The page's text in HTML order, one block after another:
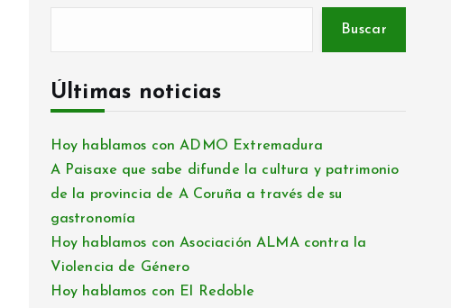
Buscar
Últimas noticias
Hoy hablamos con ADMO Extremadura
A Paisaxe que sabe difunde la cultura y patrimonio
de la provincia de A Coruña a través de su
gastronomía
Hoy hablamos con Asociación ALMA contra la
Violencia de Género
Hoy hablamos con El Redoble